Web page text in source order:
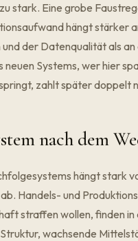
stark. Eine grobe
hängt stärker
der Datenqualität als an
neuen Systems, wer hier
zahlt später doppelt
nach dem
hängt stark
Handels- und
straffen wollen, finden in
wachsende